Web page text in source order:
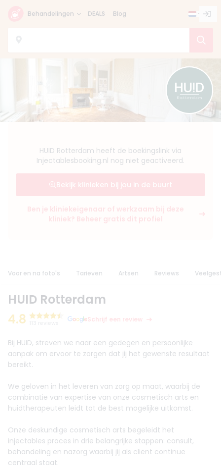
Behandelingen DEALS Blog
HUID Rotterdam heeft de boekingslink via
Injectablesbooking.nl nog niet geactiveerd.
Bekijk klinieken bij jou in de buurt
Ben je kliniekeigenaar of werkzaam bij deze
kliniek? Beheer gratis dit profiel
Voor en na foto's Tarieven Artsen Reviews
HUID Rotterdam
4.8
Schrijf een review
Bij HUID, streven we naar een gedegen en persoonlijke
aanpak om ervoor te zorgen dat jij het gewenste resultaat
bereikt.
We geloven in het leveren van zorg op maat, waarbij de
combinatie van expertise van onze cosmetisch arts en
huidtherapeuten leidt tot de best mogelijke uitkomst.
Onze deskundige cosmetisch arts begeleidt het
injectables proces in drie belangrijke stappen: consult,
behandeling en nazorg waarbij jij als cliënt continue
centraal staat.